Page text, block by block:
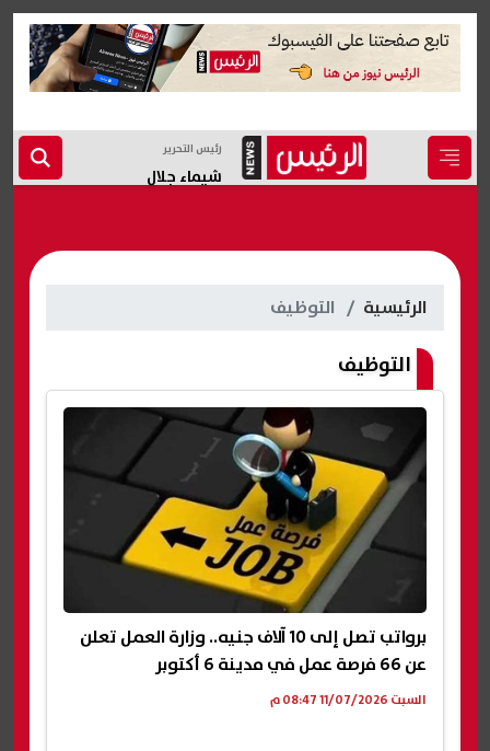
رئيس التحرير
شيماء جلال
الرئيسية التوظيف
التوظيف
برواتب تصل إلى 10 آلاف جنيه.. وزارة العمل تعلن
عن 66 فرصة عمل في مدينة 6 أكتوبر
السبت 11/07/2026 08:47 م